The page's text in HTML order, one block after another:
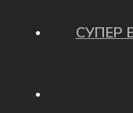
СУПЕР